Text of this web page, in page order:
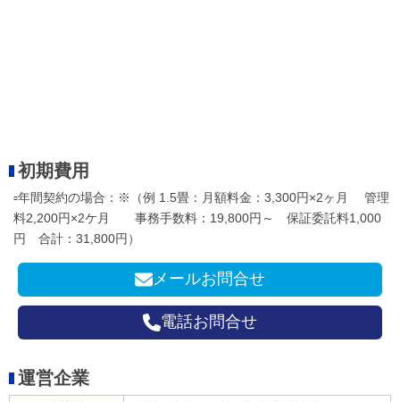
初期費用
▫年間契約の場合：※（例 1.5畳：月額料金：3,300円×2ヶ月 管理
料2,200円×2ケ月 事務手数料：19,800円～ 保証委託料1,000
円 合計：31,800円）
メールお問合せ
電話お問合せ
運営企業